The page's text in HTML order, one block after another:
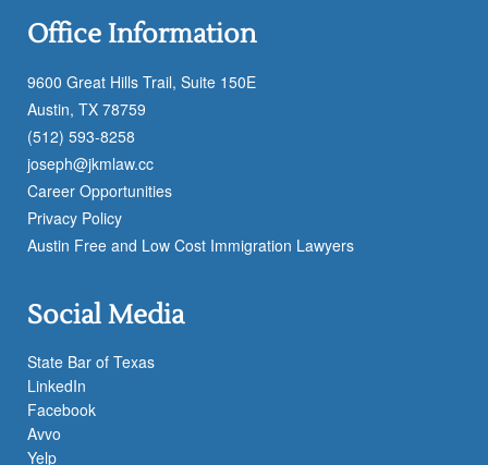
Office Information
9600 Great Hills Trail, Suite 150E
Austin, TX 78759
(512) 593-8258
joseph@jkmlaw.cc
Career Opportunities
Privacy Policy
Austin Free and Low Cost Immigration Lawyers
Social Media
State Bar of Texas
LinkedIn
Facebook
Avvo
Yelp